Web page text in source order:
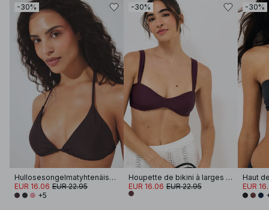
-30%
Hullosesongelmatyhtenäiskappaleisetäbikinisylipääntyönkelaoppäälle
EUR 16.06 EUR 22.95
+5
-30%
Houpette de bikini à larges bretelles
EUR 16.06 EUR 22.95
-30%
EUR